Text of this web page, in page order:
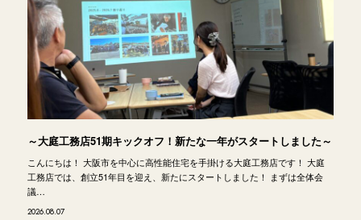
～大庭工務店51期キックオフ！新たな一年がスタートしました～
こんにちは！ 大阪市を中心に高性能住宅を手掛ける大庭工務店です！ 大庭
工務店では、創立51年目を迎え、新たにスタートしました！ まずは全体会
議…
2026.08.07